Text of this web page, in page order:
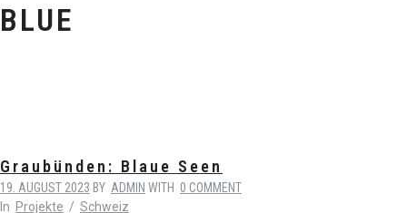
BLUE
Graubünden: Blaue Seen
19. AUGUST 2023 BY ADMIN WITH 0 COMMENT
In Projekte / Schweiz